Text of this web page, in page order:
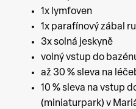
1x lymfoven
1x parafínový zábal
3x solná jeskyně
volný vstup do
až 30 % sleva na
10 % sleva na vstup
(miniaturpark) v